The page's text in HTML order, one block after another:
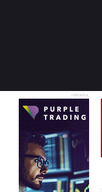
reklama